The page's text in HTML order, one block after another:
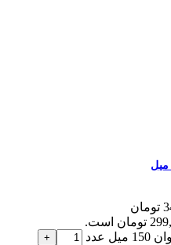
قیمت اصلی 345,000 تومان
عدد